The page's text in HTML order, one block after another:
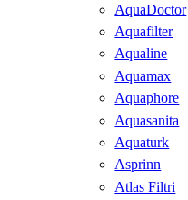
AquaDoctor
Aquafilter
Aqualine
Aquamax
Aquaphore
Aquasanita
Aquaturk
Asprinn
Atlas Filtri